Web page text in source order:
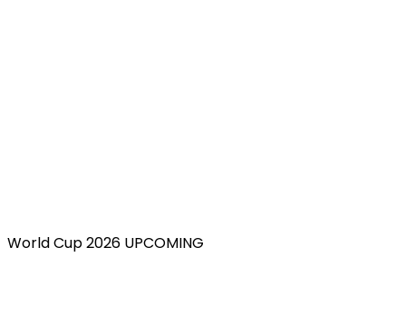
World Cup 2026 UPCOMING